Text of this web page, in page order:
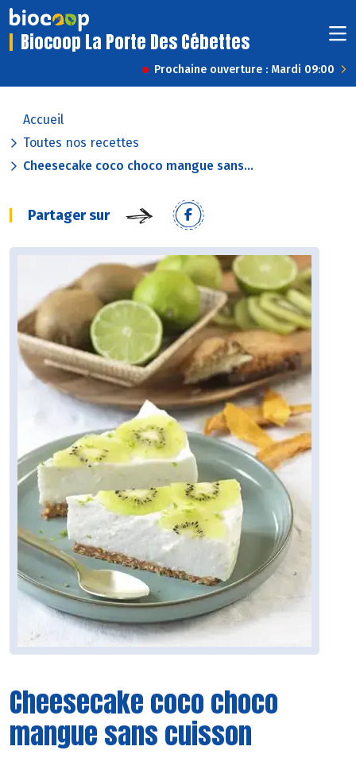
Biocoop La Porte Des Cébettes
Prochaine ouverture : Mardi 09:00
Accueil
Toutes nos recettes
Cheesecake coco choco mangue sans...
Partager sur
Cheesecake coco choco
mangue sans cuisson